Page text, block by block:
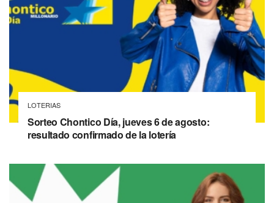
LOTERIAS
Sorteo Chontico Día, jueves 6 de agosto:
resultado confirmado de la lotería